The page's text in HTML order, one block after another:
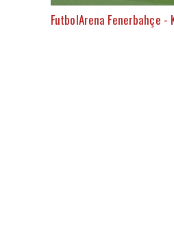
FutbolArena Fenerbahçe -